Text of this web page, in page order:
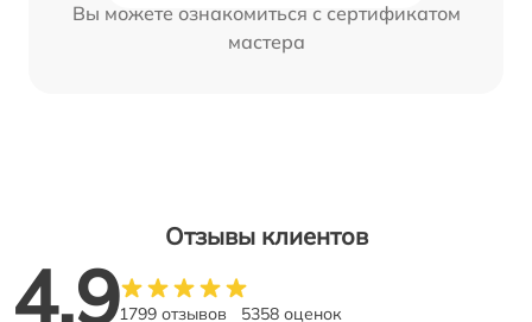
Вы можете ознакомиться с сертификатом
мастера
Отзывы клиентов
4.91799 отзывов 5358 оценок